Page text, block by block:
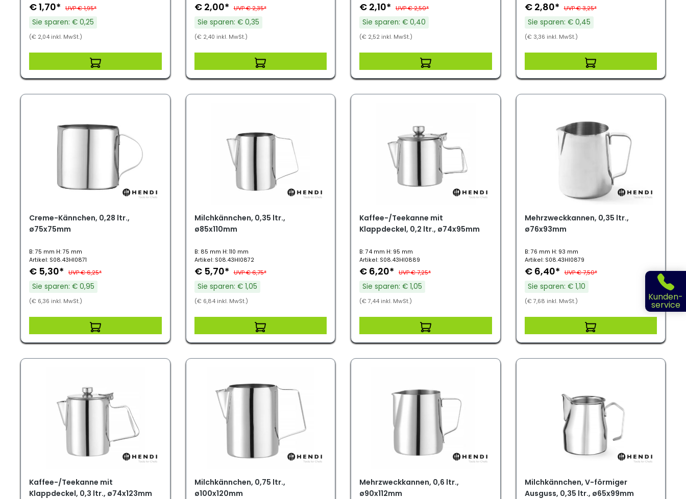
Kunden-
service
€ 1,70* UVP € 1,95*
Sie sparen: € 0,25
(€ 2,04 inkl. MwSt.)
€ 2,00* UVP € 2,35*
Sie sparen: € 0,35
(€ 2,40 inkl. MwSt.)
€ 2,10* UVP € 2,50*
Sie sparen: € 0,40
(€ 2,52 inkl. MwSt.)
€ 2,80* UVP € 3,25*
Sie sparen: € 0,45
(€ 3,36 inkl. MwSt.)
Creme-Kännchen, 0,28 ltr.,
ø75x75mm
B: 75 mm H: 75 mm
Artikel: S08.43HI0871
€ 5,30* UVP € 6,25*
Sie sparen: € 0,95
(€ 6,36 inkl. MwSt.)
Milchkännchen, 0,35 ltr.,
ø85x110mm
B: 85 mm H: 110 mm
Artikel: S08.43HI0872
€ 5,70* UVP € 6,75*
Sie sparen: € 1,05
(€ 6,84 inkl. MwSt.)
Kaffee-/Teekanne mit
Klappdeckel, 0,2 ltr., ø74x95mm
B: 74 mm H: 95 mm
Artikel: S08.43HI0889
€ 6,20* UVP € 7,25*
Sie sparen: € 1,05
(€ 7,44 inkl. MwSt.)
Mehrzweckkannen, 0,35 ltr.,
ø76x93mm
B: 76 mm H: 93 mm
Artikel: S08.43HI0879
€ 6,40* UVP € 7,50*
Sie sparen: € 1,10
(€ 7,68 inkl. MwSt.)
Kaffee-/Teekanne mit
Klappdeckel, 0,3 ltr., ø74x123mm
Milchkännchen, 0,75 ltr.,
ø100x120mm
Mehrzweckkannen, 0,6 ltr.,
ø90x112mm
Milchkännchen, V-förmiger
Ausguss, 0,35 ltr., ø65x99mm